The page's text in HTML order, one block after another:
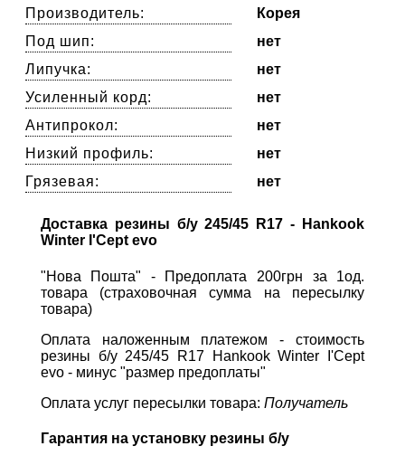
Производитель:
Корея
Под шип:
нет
Липучка:
нет
Усиленный корд:
нет
Антипрокол:
нет
Низкий профиль:
нет
Грязевая:
нет
Доставка резины б/у 245/45 R17 - Hankook
Winter I'Cept evo
"Нова Пошта" - Предоплата 200грн за 1од.
товара (страховочная сумма на пересылку
товара)
Оплата наложенным платежом - стоимость
резины б/у 245/45 R17 Hankook Winter I'Cept
evo - минус "размер предоплаты"
Оплата услуг пересылки товара: Получатель
Гарантия на установку резины б/у